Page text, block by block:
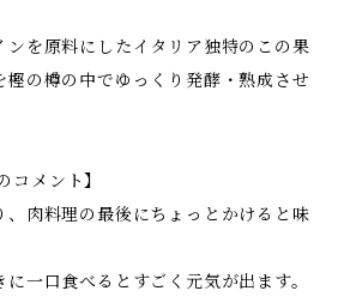
ンを原料にしたイタリア独特のこの果
樫の樽の中でゆっくり発酵・熟成させ
コメント】
、肉料理の最後にちょっとかけると味
一口食べるとすごく元気が出ます。